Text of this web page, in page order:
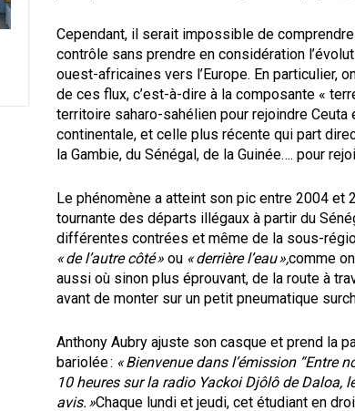
Cependant, il serait impossible de
contrôle sans prendre en considération
ouest-africaines vers l’Europe. En particulier,
de ces flux, c’est-à-dire à la composante «
territoire saharo-sahélien pour rejoindre
continentale, et celle plus récente qui part
la Gambie, du Sénégal, de la Guinée…. pour
Le phénomène a atteint son pic entre 2004 et
tournante des départs illégaux à partir du
différentes contrées et même de la sous-
« de l’autre côté »ou « derrière l’eau »,comme
aussi où sinon plus éprouvant, de la route à
avant de monter sur un petit pneumatique
Anthony Aubry ajuste son casque et prend la
bariolée : « Bienvenue dans l’émission “Entre
10 heures sur la radio Yackoi Djôlô de Daloa,
avis. »Chaque lundi et jeudi, cet étudiant en